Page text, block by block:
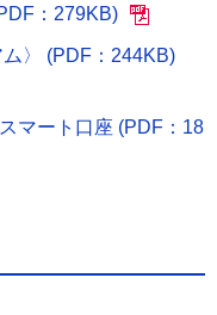
：279KB)
〉 (PDF：244KB)
マート口座 (PDF：18